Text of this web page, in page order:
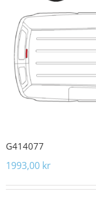
G414077
1993,00 kr